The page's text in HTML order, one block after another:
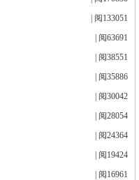
| 阅133051
| 阅63691
| 阅38551
| 阅35886
| 阅30042
| 阅28054
| 阅24364
| 阅19424
| 阅16961